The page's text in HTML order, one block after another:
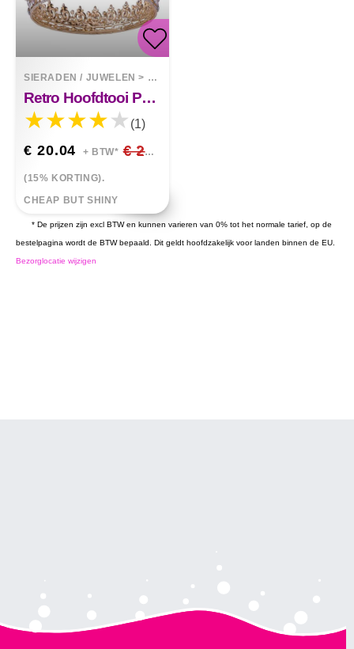
SIERADEN / JUWELEN > TIARAS
Retro Hoofdtooi Perzik Hartvormige Ronde Kroon
(1)
€ 20.04 + BTW* € 23.58
(15% KORTING).
CHEAP BUT SHINY
* De prijzen zijn excl BTW en kunnen varieren van 0% tot het normale tarief, op de
bestelpagina wordt de BTW bepaald. Dit geldt hoofdzakelijk voor landen binnen de EU.
Bezorglocatie wijzigen